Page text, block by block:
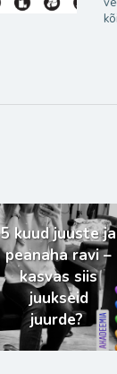
5 kuud juuste ja
peanaha ravi –
kasvas siis
juukseid
juurde?